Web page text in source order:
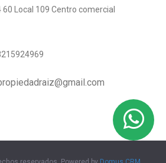
Local 109 Centro comercial